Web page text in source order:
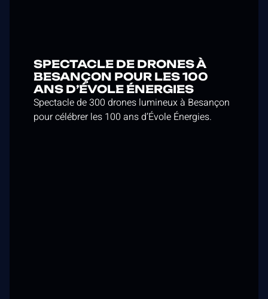
SPECTACLE DE DRONES À
BESANÇON POUR LES 100
ANS D’ÉVOLE ÉNERGIES
Spectacle de 300 drones lumineux à Besançon
pour célébrer les 100 ans d’Évole Énergies.